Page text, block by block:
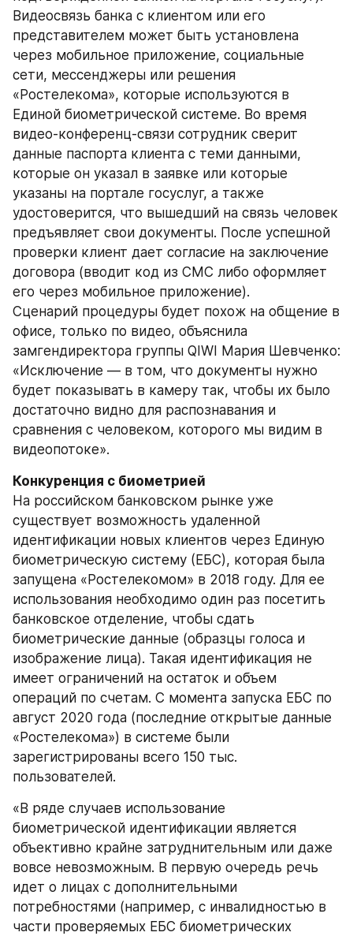
Видеосвязь банка с клиентом или его
представителем может быть установлена
через мобильное приложение, социальные
сети, мессенджеры или решения
«Ростелекома», которые используются в
Единой биометрической системе. Во время
видео-конференц-связи сотрудник сверит
данные паспорта клиента с теми данными,
которые он указал в заявке или которые
указаны на портале госуслуг, а также
удостоверится, что вышедший на связь человек
предъявляет свои документы. После успешной
проверки клиент дает согласие на заключение
договора (вводит код из СМС либо оформляет
его через мобильное приложение).
Сценарий процедуры будет похож на общение в
офисе, только по видео, объяснила
замгендиректора группы QIWI Мария Шевченко:
«Исключение — в том, что документы нужно
будет показывать в камеру так, чтобы их было
достаточно видно для распознавания и
сравнения с человеком, которого мы видим в
видеопотоке».
Конкуренция с биометрией
На российском банковском рынке уже
существует возможность удаленной
идентификации новых клиентов через Единую
биометрическую систему (ЕБС), которая была
запущена «Ростелекомом» в 2018 году. Для ее
использования необходимо один раз посетить
банковское отделение, чтобы сдать
биометрические данные (образцы голоса и
изображение лица). Такая идентификация не
имеет ограничений на остаток и объем
операций по счетам. С момента запуска ЕБС по
август 2020 года (последние открытые данные
«Ростелекома») в системе были
зарегистрированы всего 150 тыс.
пользователей.
«В ряде случаев использование
биометрической идентификации является
объективно крайне затруднительным или даже
вовсе невозможным. В первую очередь речь
идет о лицах с дополнительными
потребностями (например, с инвалидностью в
части проверяемых ЕБС биометрических